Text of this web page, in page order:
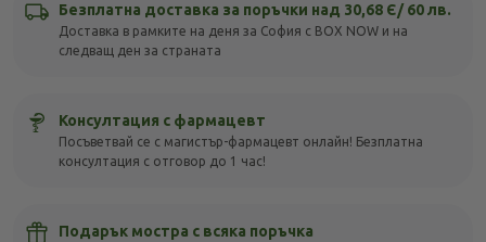
Безплатна доставка за поръчки над 30,68 Є/ 60 лв.
Доставка в рамките на деня за София с BOX NOW и на
следващ ден за страната
Консултация с фармацевт
Посъветвай се с магистър-фармацевт онлайн! Безплатна
консултация с отговор до 1 час!
Подарък мостра с всяка поръчка